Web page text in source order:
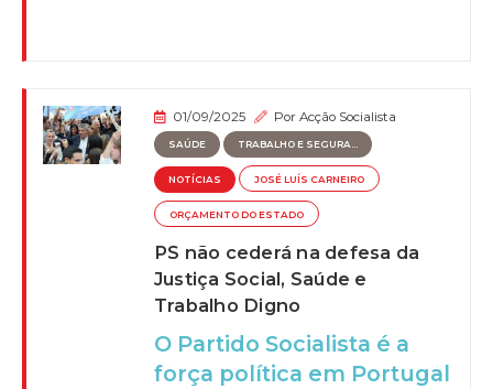
01/09/2025 PorAcção Socialista
SAÚDE TRABALHO E SEGURA...
NOTÍCIAS JOSÉ LUÍS CARNEIRO
ORÇAMENTO DO ESTADO
PS não cederá na defesa da
Justiça Social, Saúde e
Trabalho Digno
O Partido Socialista é a
força política em Portugal